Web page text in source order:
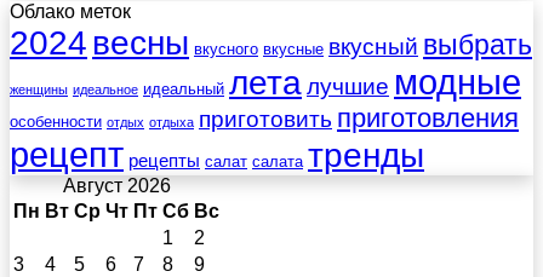
Облако меток
2024 весны вкусного вкусные вкусный выбрать
женщины идеальное идеальный леталучшие модные
особенности отдых отдыха приготовить приготовления
рецепт рецепты салат салата тренды
Август 2026
Пн Вт Ср Чт Пт Сб Вс
1
2
3
4 5 6 7 8
9